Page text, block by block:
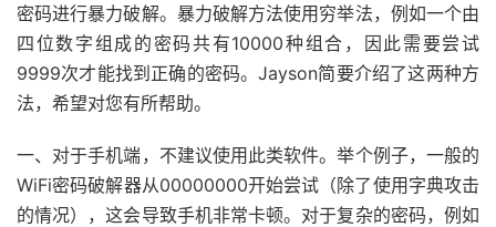
密码进行暴力破解。暴力破解方法使用穷举法，例如一个由
四位数字组成的密码共有10000种组合，因此需要尝试
9999次才能找到正确的密码。Jayson简要介绍了这两种方
法，希望对您有所帮助。
一、对于手机端，不建议使用此类软件。举个例子，一般的
WiFi密码破解器从00000000开始尝试（除了使用字典攻击
的情况），这会导致手机非常卡顿。对于复杂的密码，例如